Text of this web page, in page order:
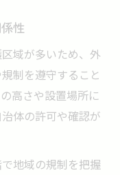
性
域が多いため、外
制を遵守すること
高さや設置場所に
体の許可や確認が
地域の規制を把握